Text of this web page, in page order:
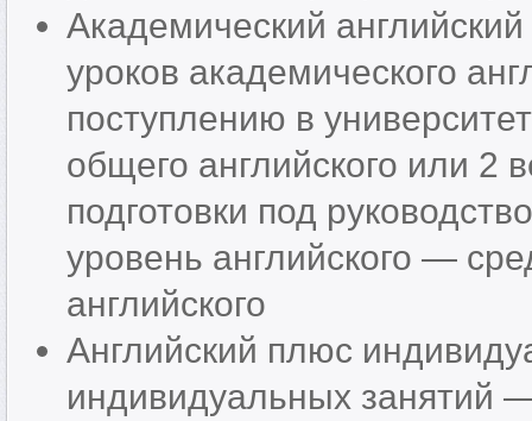
Академический
уроков академического
поступлению в
общего английского или 2
подготовки под
уровень английского —
английского
Английский плюс
индивидуальных занятий